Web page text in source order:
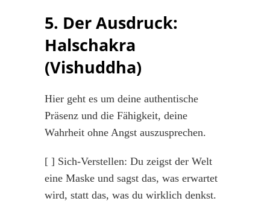
5. Der Ausdruck:
Halschakra
(Vishuddha)
Hier geht es um deine authentische
Präsenz und die Fähigkeit, deine
Wahrheit ohne Angst auszusprechen.
[ ] Sich-Verstellen: Du zeigst der Welt
eine Maske und sagst das, was erwartet
wird, statt das, was du wirklich denkst.